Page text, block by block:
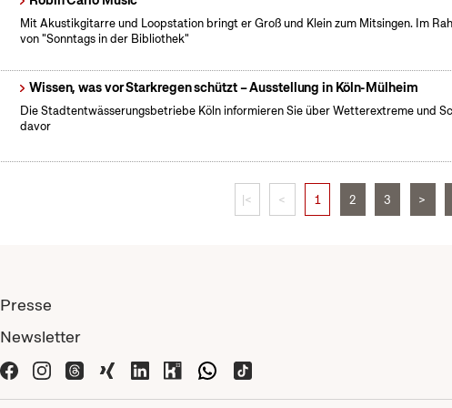
Mit Akustikgitarre und Loopstation bringt er Groß und Klein zum Mitsingen. Im
von "Sonntags in der Bibliothek"
Wissen, was vor Starkregen schützt – Ausstellung in Köln-Mülheim
Die Stadtentwässerungsbetriebe Köln informieren Sie über Wetterextreme und
davor
|< < 1 2 3 >
Presse
Newsletter